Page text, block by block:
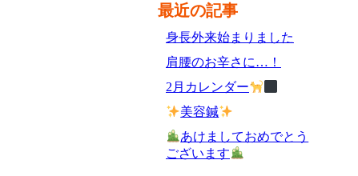
最近の記事
身長外来始まりました
肩腰のお辛さに…！
2月カレンダー
美容鍼
あけましておめでとう
ございます